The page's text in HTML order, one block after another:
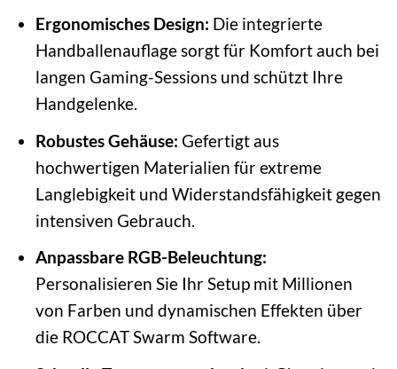
Ergonomisches Design: Die integrierte
Handballenauflage sorgt für Komfort auch bei
langen Gaming-Sessions und schützt Ihre
Handgelenke.
Robustes Gehäuse: Gefertigt aus
hochwertigen Materialien für extreme
Langlebigkeit und Widerstandsfähigkeit gegen
intensiven Gebrauch.
Anpassbare RGB-Beleuchtung:
Personalisieren Sie Ihr Setup mit Millionen
von Farben und dynamischen Effekten über
die ROCCAT Swarm Software.